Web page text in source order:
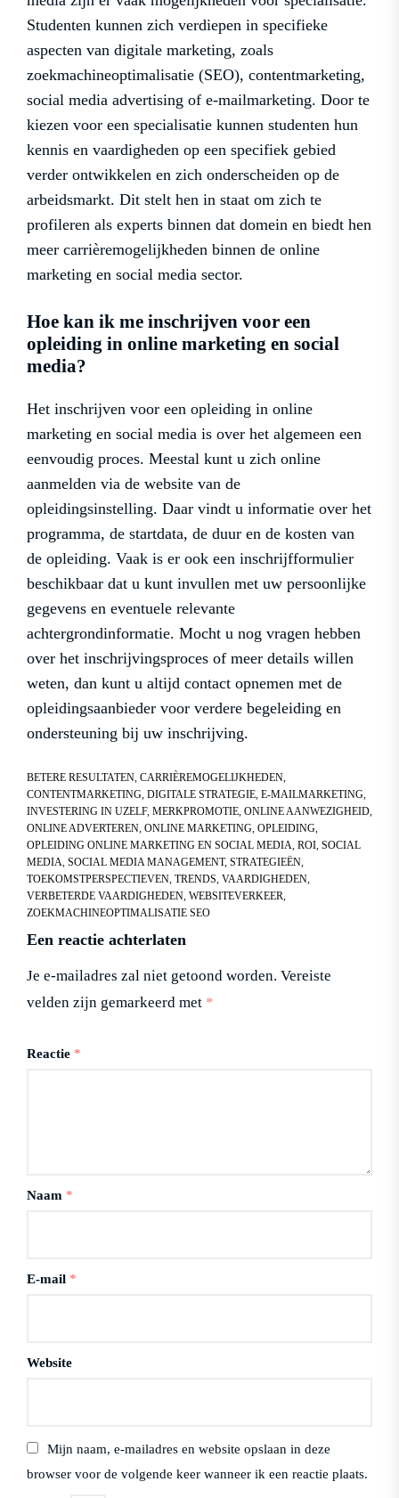
Studenten kunnen zich verdiepen in specifieke
aspecten van digitale marketing, zoals
zoekmachineoptimalisatie (SEO), contentmarketing,
social media advertising of e-mailmarketing. Door te
kiezen voor een specialisatie kunnen studenten hun
kennis en vaardigheden op een specifiek gebied
verder ontwikkelen en zich onderscheiden op de
arbeidsmarkt. Dit stelt hen in staat om zich te
profileren als experts binnen dat domein en biedt hen
meer carrièremogelijkheden binnen de online
marketing en social media sector.
Hoe kan ik me inschrijven voor een
opleiding in online marketing en social
media?
Het inschrijven voor een opleiding in online
marketing en social media is over het algemeen een
eenvoudig proces. Meestal kunt u zich online
aanmelden via de website van de
opleidingsinstelling. Daar vindt u informatie over het
programma, de startdata, de duur en de kosten van
de opleiding. Vaak is er ook een inschrijfformulier
beschikbaar dat u kunt invullen met uw persoonlijke
gegevens en eventuele relevante
achtergrondinformatie. Mocht u nog vragen hebben
over het inschrijvingsproces of meer details willen
weten, dan kunt u altijd contact opnemen met de
opleidingsaanbieder voor verdere begeleiding en
ondersteuning bij uw inschrijving.
BETERE RESULTATEN, CARRIÈREMOGELIJKHEDEN,
CONTENTMARKETING, DIGITALE STRATEGIE, E-MAILMARKETING,
INVESTERING IN UZELF, MERKPROMOTIE, ONLINE AANWEZIGHEID,
ONLINE ADVERTEREN, ONLINE MARKETING, OPLEIDING,
OPLEIDING ONLINE MARKETING EN SOCIAL MEDIA, ROI, SOCIAL
MEDIA, SOCIAL MEDIA MANAGEMENT, STRATEGIEËN,
TOEKOMSTPERSPECTIEVEN, TRENDS, VAARDIGHEDEN,
VERBETERDE VAARDIGHEDEN, WEBSITEVERKEER,
ZOEKMACHINEOPTIMALISATIE SEO
Een reactie achterlaten
Je e-mailadres zal niet getoond worden. Vereiste
velden zijn gemarkeerd met *
Reactie *
Naam *
E-mail *
Website
Mijn naam, e-mailadres en website opslaan in deze
browser voor de volgende keer wanneer ik een reactie plaats.